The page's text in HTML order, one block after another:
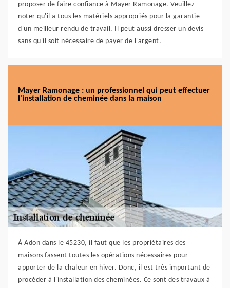
proposer de faire confiance à Mayer Ramonage. Veuillez
noter qu'il a tous les matériels appropriés pour la garantie
d'un meilleur rendu de travail. Il peut aussi dresser un devis
sans qu'il soit nécessaire de payer de l'argent.
Mayer Ramonage : un professionnel qui peut effectuer
l'installation de cheminée dans la maison
À Adon dans le 45230, il faut que les propriétaires des
maisons fassent toutes les opérations nécessaires pour
apporter de la chaleur en hiver. Donc, il est très important de
procéder à l'installation des cheminées. Ce sont des travaux à